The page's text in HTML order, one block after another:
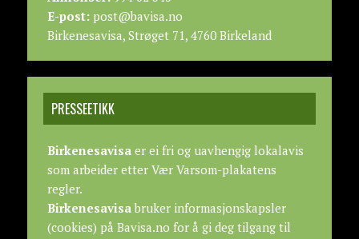
E-post:post@bavisa.no
Birkenesavisa, Strøget 71, 4760 Birkeland
PRESSEETIKK
Birkenesavisaer ei fri og uavhengig lokalavis
som arbeider etter Vær Varsom-plakatens
regler.
Birkenesavisabruker informasjonskapsler
(cookies) på Bavisa.no for å gi deg tilgang til